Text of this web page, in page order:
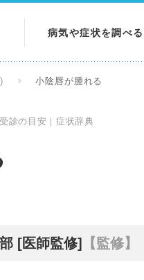
病気や症状を調べる
小陰唇が腫れる
診の目安｜症状辞典
[医師監修] 【監修】